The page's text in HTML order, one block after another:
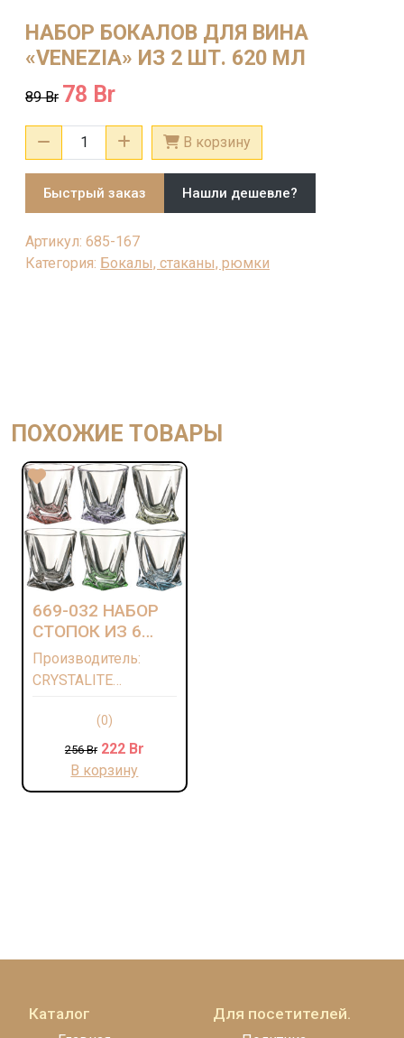
НАБОР БОКАЛОВ ДЛЯ ВИНА
«VENEZIA» ИЗ 2 ШТ. 620 МЛ
89Br 78 Br
Количество
товара
НАБОР
БОКАЛОВ
ВИНА
"VENEZIA"
В корзину
Быстрый заказ Нашли дешевле?
Артикул: 685-167
Категория: Бокалы, стаканы, рюмки
ПОХОЖИЕ ТОВАРЫ
669-032 НАБОР
СТОПОК ИЗ 6
ШТ. "КВАДРО
ДЕКОРЕЙШН
ВЫСОТА=5,5 СМ.
Производитель:
CRYSTALITE
Страна: ЧЕХИЯ
(0)
256Br 222 Br
В корзину
Каталог Для посетителей.